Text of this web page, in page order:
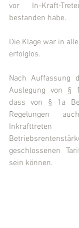
vor In-Kraft-
bestanden habe.
Die Klage war in
erfolglos.
Nach Auffassung
Auslegung von §
dass von § 1a
Regelungen
geschlossenen
sein können.